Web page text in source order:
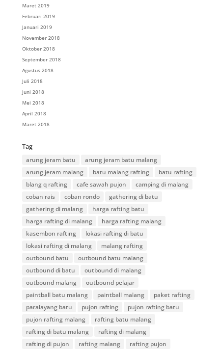
Maret 2019
Februari 2019
Januari 2019
November 2018
Oktober 2018
September 2018
Agustus 2018
Juli 2018
Juni 2018
Mei 2018
April 2018
Maret 2018
Tag
arung jeram batu
arung jeram batu malang
arung jeram malang
batu malang rafting
batu rafting
blang q rafting
cafe sawah pujon
camping di malang
coban rais
coban rondo
gathering di batu
gathering di malang
harga rafting batu
harga rafting di malang
harga rafting malang
kasembon rafting
lokasi rafting di batu
lokasi rafting di malang
malang rafting
outbound batu
outbound batu malang
outbound di batu
outbound di malang
outbound malang
outbound pelajar
paintball batu malang
paintball malang
paket rafting
paralayang batu
pujon rafting
pujon rafting batu
pujon rafting malang
rafting batu malang
rafting di batu malang
rafting di malang
rafting di pujon
rafting malang
rafting pujon